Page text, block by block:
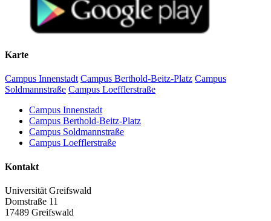
Karte
Campus Innenstadt Campus Berthold-Beitz-Platz Campus
Soldmannstraße Campus Loefflerstraße
Campus Innenstadt
Campus Berthold-Beitz-Platz
Campus Soldmannstraße
Campus Loefflerstraße
Kontakt
Universität Greifswald
Domstraße 11
17489 Greifswald